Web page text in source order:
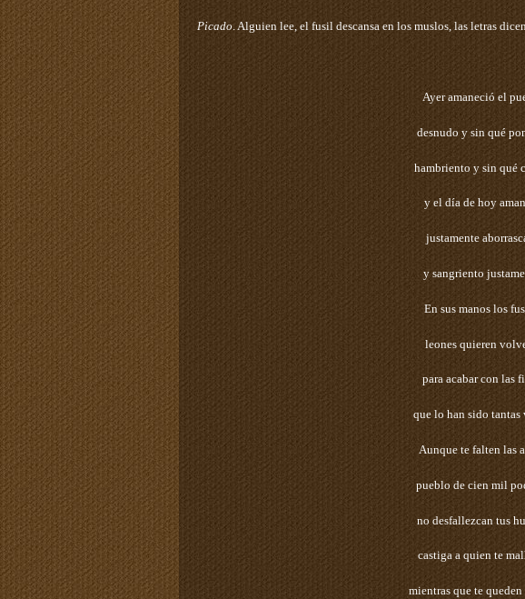
Picado. Alguien lee, el fusil descansa en los muslos, las letras
Ayer amaneció el
desnudo y sin qué
hambriento y sin qué
y el día de hoy
justamente
y sangriento
En sus manos los
leones quieren
para acabar con las
que lo han sido tantas
Aunque te falten las
pueblo de cien mil
no desfallezcan tus
castiga a quien te
mientras que te queden